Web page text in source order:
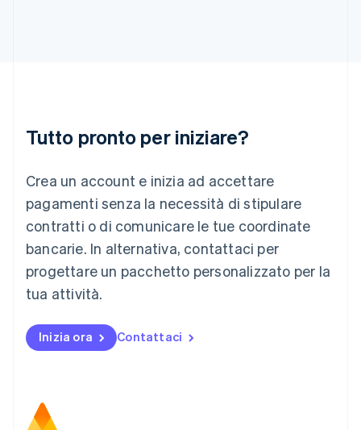
Tutto pronto per iniziare?
Crea un account e inizia ad accettare
pagamenti senza la necessità di stipulare
contratti o di comunicare le tue coordinate
bancarie. In alternativa, contattaci per
progettare un pacchetto personalizzato per la
tua attività.
Inizia ora Contattaci
Lituania
Lussemburgo
Deutsch English
Malaysia
English 简体中文
Malta
Messico
EspañolEnglish
English
Nuova Zelanda
English